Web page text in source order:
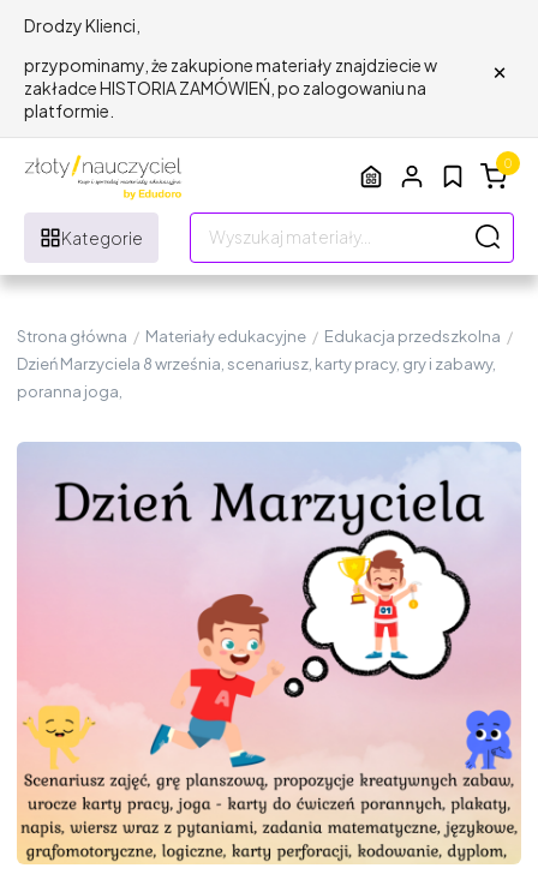
Drodzy Klienci,
przypominamy, że zakupione materiały znajdziecie w
zakładce HISTORIA ZAMÓWIEŃ, po zalogowaniu na
platformie.
×
Kategorie
0
Strona główna / Materiały edukacyjne / Edukacja przedszkolna /
Dzień Marzyciela 8 września, scenariusz, karty pracy, gry i zabawy,
poranna joga,